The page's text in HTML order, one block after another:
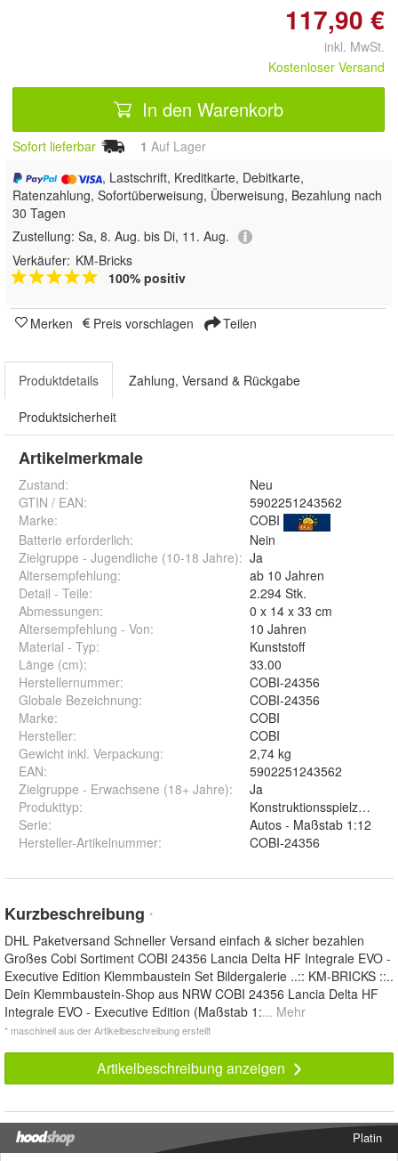
117,90 €
inkl. MwSt.
Kostenloser Versand
In den Warenkorb
Sofort lieferbar 1 Auf Lager
, Lastschrift, Kreditkarte, Debitkarte,
Ratenzahlung, Sofortüberweisung, Überweisung, Bezahlung nach
30 Tagen
Zustellung: Sa, 8. Aug. bis Di, 11. Aug.
Verkäufer: KM-Bricks
100% positiv
Merken Preis vorschlagen Teilen
Produktdetails Zahlung, Versand & Rückgabe
Produktsicherheit
Artikelmerkmale
Zustand:
Neu
GTIN / EAN:
5902251243562
Marke:
COBI
Batterie erforderlich:
Nein
Zielgruppe - Jugendliche (10-18 Jahre): Ja
Altersempfehlung:
ab 10 Jahren
Detail - Teile:
2.294 Stk.
Abmessungen:
0 x 14 x 33 cm
Altersempfehlung - Von:
10 Jahren
Material - Typ:
Kunststoff
Länge (cm):
33.00
Herstellernummer:
COBI-24356
Globale Bezeichnung:
COBI-24356
Marke:
COBI
Hersteller:
COBI
Gewicht inkl. Verpackung:
2,74 kg
EAN:
5902251243562
Zielgruppe - Erwachsene (18+ Jahre):
Ja
Produkttyp:
Konstruktionsspielzeug
Serie:
Autos - Maßstab 1:12
Hersteller-Artikelnummer: COBI-24356
Kurzbeschreibung *
DHL Paketversand Schneller Versand einfach & sicher bezahlen
Großes Cobi Sortiment COBI 24356 Lancia Delta HF Integrale EVO -
Executive Edition Klemmbaustein Set Bildergalerie ..:: KM-BRICKS ::..
Dein Klemmbaustein-Shop aus NRW COBI 24356 Lancia Delta HF
Integrale EVO - Executive Edition (Maßstab 1:... Mehr
* maschinell aus der Artikelbeschreibung erstellt
Artikelbeschreibung anzeigen
Platin